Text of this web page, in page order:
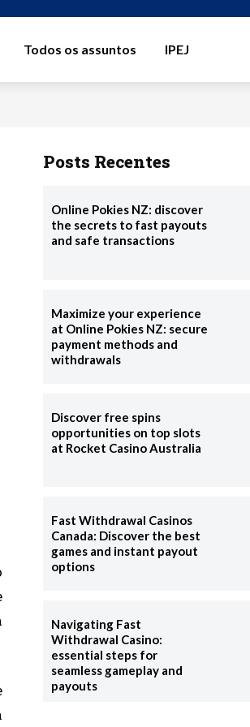
Todos os assuntos IPEJ
Posts Recentes
Online Pokies NZ: discover
the secrets to fast payouts
and safe transactions
Maximize your experience
at Online Pokies NZ: secure
payment methods and
withdrawals
Discover free spins
opportunities on top slots
at Rocket Casino Australia
Fast Withdrawal Casinos
Canada: Discover the best
games and instant payout
options
Navigating Fast
Withdrawal Casino:
essential steps for
seamless gameplay and
payouts